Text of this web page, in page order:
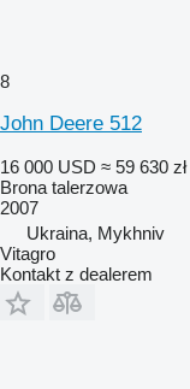
8
John Deere 512
16 000 USD ≈ 59 630 zł
Brona talerzowa
2007
Ukraina, Mykhniv
Vitagro
Kontakt z dealerem